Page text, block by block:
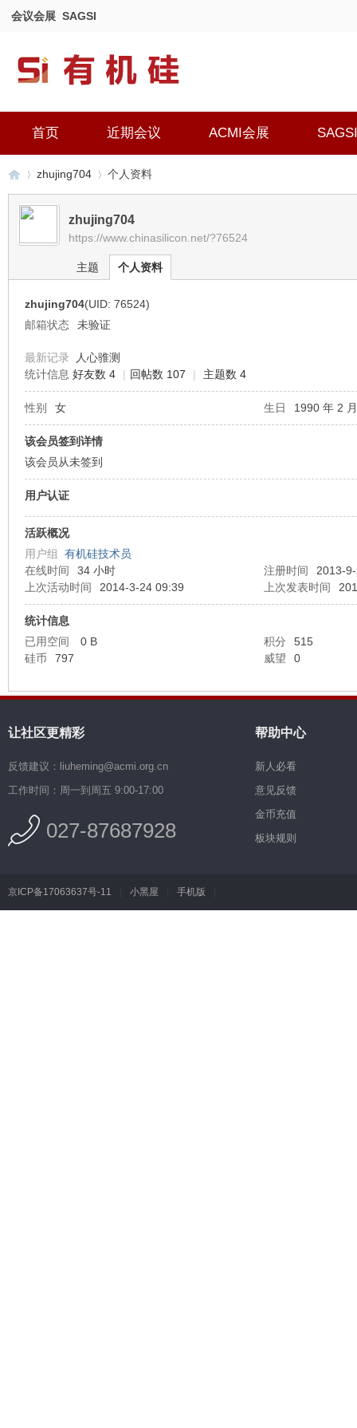
会议会展 SAGSI
首页 近期会议 ACMI会展 SAGSI
有›
zhujing704
›
个人资料
zhujing704
https://www.chinasilicon.net/?76524
主题 个人资料
zhujing704(UID: 76524)
邮箱状态
未验证
最新记录
人心骓测
统计信息 好友数 4 | 回帖数 107 | 主题数 4
性别 女 生日 1990 年 2
该会员签到详情
该会员从未签到
用户认证
活跃概况
用户组 有机硅技术员
在线时间
34 小时 注册时间
2013-
上次活动时间
2014-3-24 09:39 上次发表时间
统计信息
已用空间
0 B 积分
515
硅币
797 威望 0
让社区更精彩
反馈建议：liuheming@acmi.org.cn
工作时间：周一到周五 9:00-17:00
027-87687928
帮助中心
新人必看
意见反馈
金币充值
板块规则
京ICP备17063637号-11 小黑屋 手机版